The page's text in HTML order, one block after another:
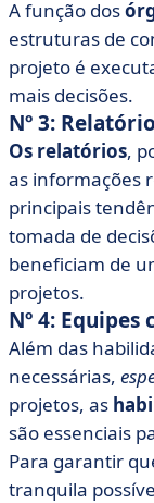
A função dos
estruturas de
projeto é
mais decisões.
Nº 3:
Os relatórios,
as informações
principais
tomada de
beneficiam de
projetos.
Nº 4: Equipes
Além das
necessárias,
projetos, as
são essenciais
Para garantir
tranquila